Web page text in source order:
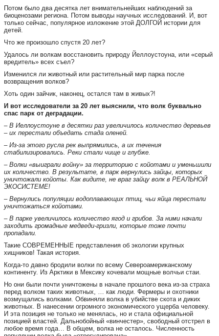
Потом было два десятка лет внимательнейших наблюдений за
биоценозами региона. Потом выводы научных исследований. И, вот
только сейчас, популярное изложение этой ДОЛГОЙ истории для
детей.
Что же произошло спустя 20 лет?
Удалось ли волкам восстановить природу Йеллоустоуна, или «серый
вредитель» всех съел?
Изменился ли животный или растительный мир парка после
возвращения волков?
Хоть один зайчик, наконец, остался там в живых?!
И вот исследователи за 20 лет выяснили, что волк буквально
спас парк от деградации.
– В Иеллоустоуне в десятки раз увеличилось количество деревьев
– их перестали объедать стада оленей.
– Из-за этого русла рек выпрямились, а их течения
стабилизировались. Реки стали чище и глубже.
– Волки «выиграли войну» за территорию с койотами и уменьшили
их количество. В результате, в парк вернулись зайцы, которых
уничтожали койоты. Как видите, не враг зайцу волк в РЕАЛЬНОЙ
ЭКОСИСТЕМЕ!
– Вернулись популяции водоплавающих птиц, чьи яйца перестали
уничтожаться койотами.
– В парке увеличилось количество ягод и грибов. За ними начали
заходить громадные медведи-гризли, которые тоже почти
пропадали.
Такие СОВРЕМЕННЫЕ представления об экологии крупных
хищников! Такая история.
Когда-то давно бродили волки по всему Североамериканскому
континенту. Из Арктики в Мексику кочевали мощные волчьи стаи.
Но они были почти уничтожены в начале прошлого века из-за страха
перед волком таких животных, … как люди. Фермеры и охотники
возмущались волками. Обвиняли волка в убийстве скота и диких
животных. В нанесении огромного экономического ущерба человеку.
И эта позиция не только не менялась, но и стала официальной
позицией властей. Дальнобойный «винчестер», свободный отстрел в
любое время года… В общем, волка не осталось. Численность